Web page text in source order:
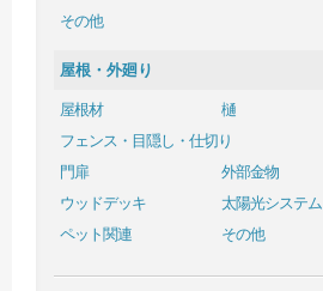
その他
屋根・外廻り
屋根材
樋
フェンス・目隠し・仕切り
門扉
外部金物
ウッドデッキ
太陽光システム
ペット関連
その他